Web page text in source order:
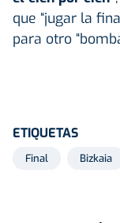
que “jugar la
para otro
ETIQUETAS
Final Bizkaia